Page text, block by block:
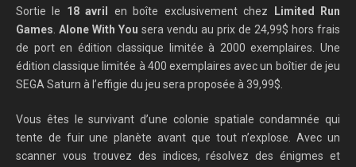
Sortie le 18 avril en boîte exclusivement chez
Limited Run
Games. Alone With You sera vendu au prix de 24,99$ hors frais
de port en édition classique limitée à 2000 exemplaires. Une
édition classique limitée à 400 exemplaires avec un boîtier de jeu
SEGA Saturn à l’effigie du jeu sera proposée à 39,99$.
Vous êtes le survivant d’une colonie spatiale condamnée qui
tente de fuir une planète avant que tout n’explose. Avec un
scanner vous trouvez des indices, résolvez des énigmes et